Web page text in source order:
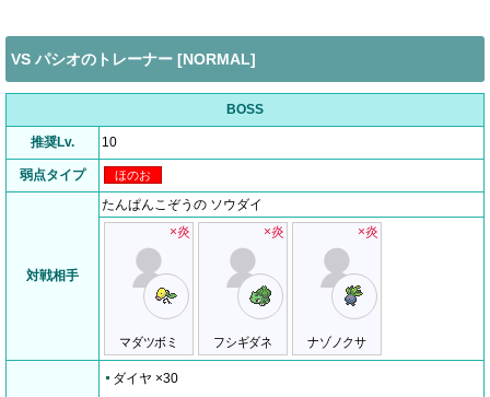
VS パシオのトレーナー [NORMAL]
BOSS
推奨Lv. 10
弱点タイプ ほのお
対戦相手
たんぱんこぞうの ソウダイ
マダツボミ
×炎
フシギダネ
×炎
ナゾノクサ
×炎
ダイヤ ×30